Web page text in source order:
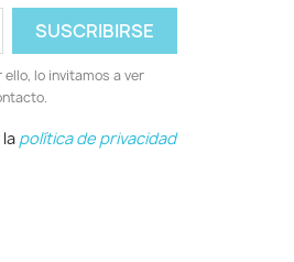
lo invitamos a ver
política de privacidad